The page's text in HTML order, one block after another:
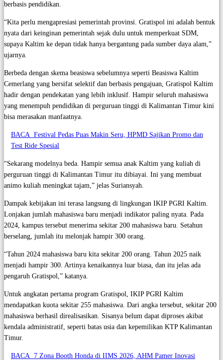
berbasis pendidikan.
“Kita perlu mengapresiasi pemerintah provinsi. Gratispol ini adalah bentuk
nyata dari keinginan pemerintah sejak dulu untuk memperkuat SDM,
supaya Kaltim ke depan tidak hanya bergantung pada sumber daya alam,”
ujarnya.
Berbeda dengan skema beasiswa sebelumnya seperti Beasiswa Kaltim
Cemerlang yang bersifat selektif dan berbasis pengajuan, Gratispol Kaltim
hadir dengan pendekatan yang lebih inklusif. Hampir seluruh mahasiswa
yang menempuh pendidikan di perguruan tinggi di Kalimantan Timur kini
bisa merasakan manfaatnya.
BACA Festival Pedas Puas Makin Seru, HPMD Sajikan Promo dan
Test Ride Spesial
“Sekarang modelnya beda. Hampir semua anak Kaltim yang kuliah di
perguruan tinggi di Kalimantan Timur itu dibiayai. Ini yang membuat
animo kuliah meningkat tajam,” jelas Suriansyah.
Dampak kebijakan ini terasa langsung di lingkungan IKIP PGRI Kaltim.
Lonjakan jumlah mahasiswa baru menjadi indikator paling nyata. Pada
2024, kampus tersebut menerima sekitar 200 mahasiswa baru. Setahun
berselang, jumlah itu melonjak hampir 300 orang.
“Tahun 2024 mahasiswa baru kita sekitar 200 orang. Tahun 2025 naik
menjadi hampir 300. Artinya kenaikannya luar biasa, dan itu jelas ada
pengaruh Gratispol,” katanya.
Untuk angkatan pertama program Gratispol, IKIP PGRI Kaltim
mendapatkan kuota sekitar 255 mahasiswa. Dari angka tersebut, sekitar 200
mahasiswa berhasil direalisasikan. Sisanya belum dapat diproses akibat
kendala administratif, seperti batas usia dan kepemilikan KTP Kalimantan
Timur.
BACA 7 Zona Booth Honda di IIMS 2026, AHM Pamer Inovasi